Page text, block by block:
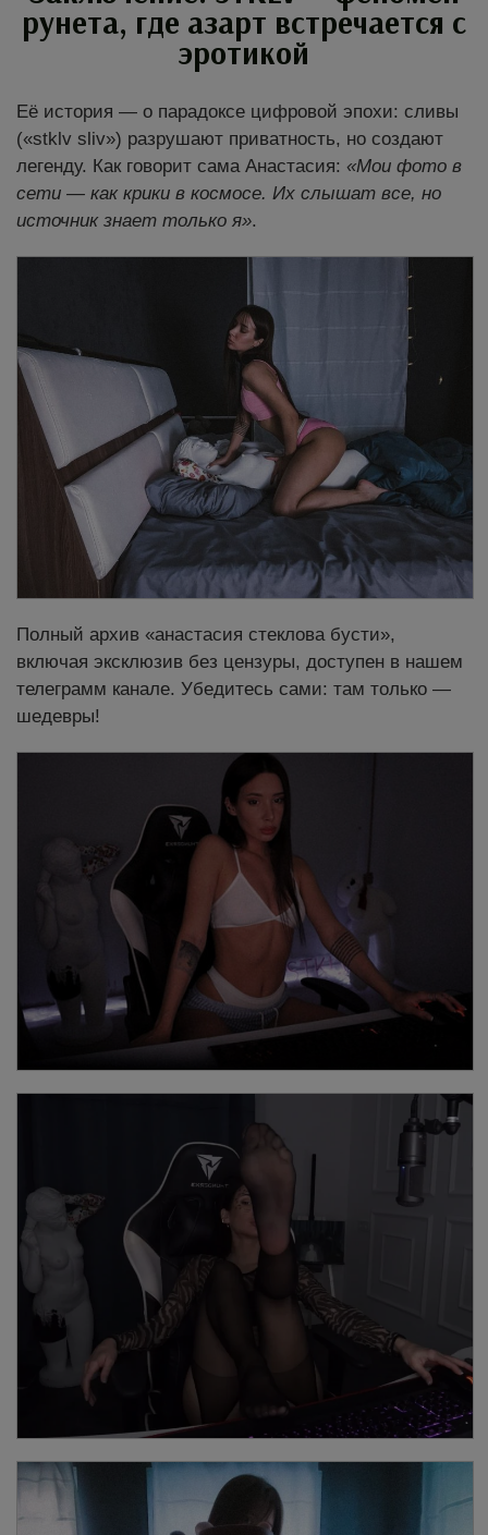
рунета, где азарт встречается с
эротикой
Её история — о парадоксе цифровой эпохи: сливы
(«stklv sliv») разрушают приватность, но создают
легенду. Как говорит сама Анастасия: «Мои фото в
сети — как крики в космосе. Их слышат все, но
источник знает только я».
Полный архив «анастасия стеклова бусти»,
включая эксклюзив без цензуры, доступен в нашем
телеграмм канале. Убедитесь сами: там только —
шедевры!